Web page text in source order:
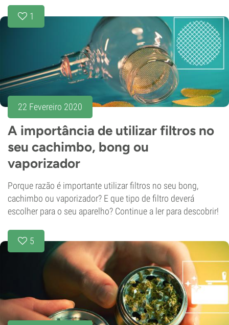
1
22 Fevereiro 2020
A importância de utilizar filtros no
seu cachimbo, bong ou
vaporizador
Porque razão é importante utilizar filtros no seu bong,
cachimbo ou vaporizador? E que tipo de filtro deverá
escolher para o seu aparelho? Continue a ler para descobrir!
5